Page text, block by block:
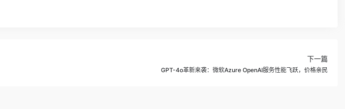
下一篇
GPT-4o革新来袭：微软Azure OpenAI服务性能飞跃，价格亲民